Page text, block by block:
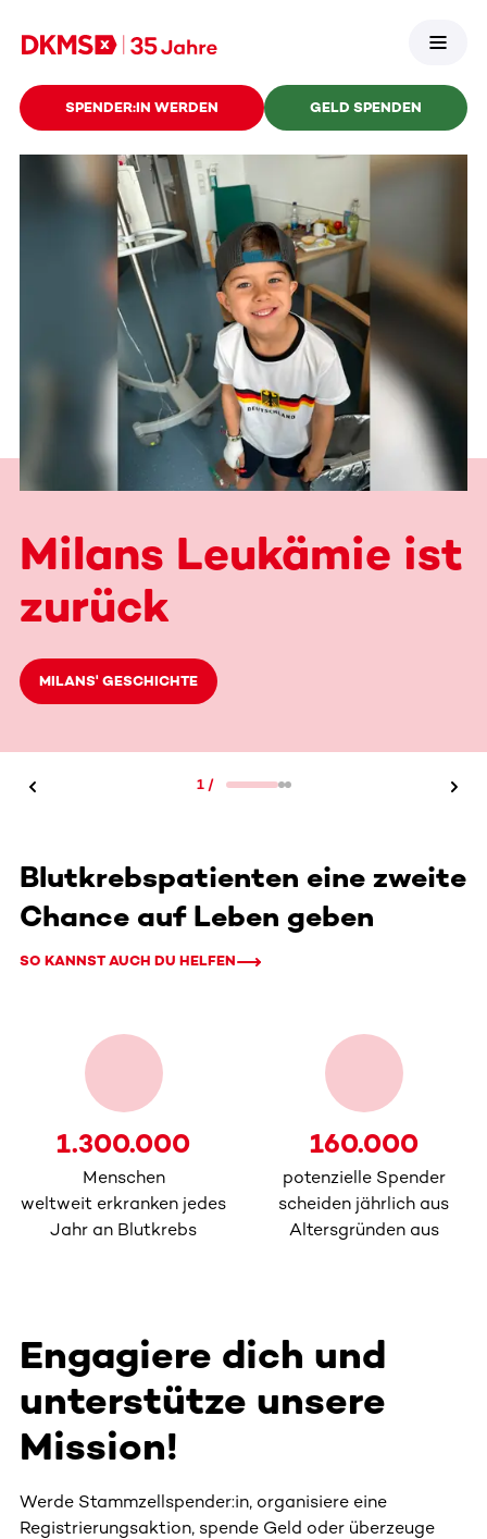
SPENDER:IN WERDEN GELD SPENDEN
Milans Leukämie ist
zurück
MILANS' GESCHICHTE
1/
Blutkrebspatienten eine zweite
Chance auf Leben geben
SO KANNST AUCH DU HELFEN
1.300.000
Menschen
weltweit erkranken jedes
Jahr an Blutkrebs
160.000
potenzielle Spender
scheiden jährlich aus
Altersgründen aus
Engagiere dich und
unterstütze unsere
Mission!
Werde Stammzellspender:in, organisiere eine
Registrierungsaktion, spende Geld oder überzeuge